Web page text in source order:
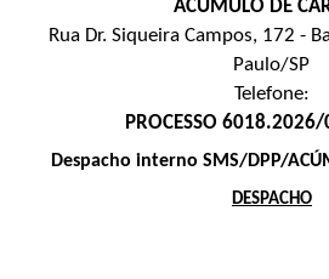
ACÚMULO DE
Rua Dr. Siqueira Campos, 172 -
Paulo/SP
Telefone:
PROCESSO
Despacho interno SMS/DPP/
DESPACHO